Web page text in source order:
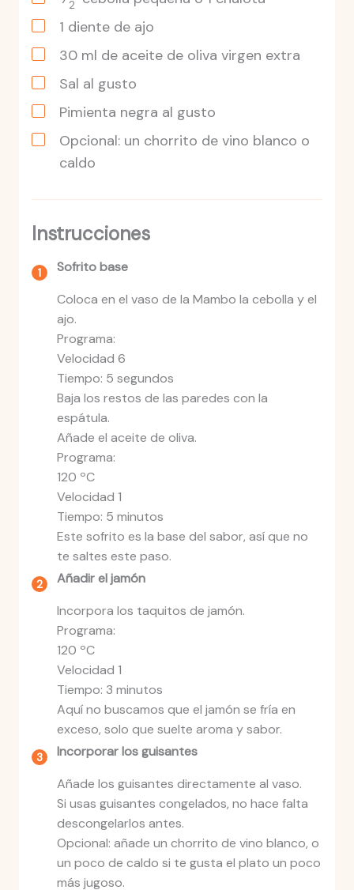
2
1 dientede ajo
30 ml de aceite de oliva virgen extra
Sal al gusto
Pimienta negra al gusto
Opcional: un chorrito de vino blanco o
caldo
Instrucciones
Sofrito base
Coloca en el vaso de la Mambo la cebolla y el
ajo.
Programa:
Velocidad 6
Tiempo: 5 segundos
Baja los restos de las paredes con la
espátula.
Añade el aceite de oliva.
Programa:
120 ºC
Velocidad 1
Tiempo: 5 minutos
Este sofrito es la base del sabor, así que no
te saltes este paso.
Añadir el jamón
Incorpora los taquitos de jamón.
Programa:
120 ºC
Velocidad 1
Tiempo: 3 minutos
Aquí no buscamos que el jamón se fría en
exceso, solo que suelte aroma y sabor.
Incorporar los guisantes
Añade los guisantes directamente al vaso.
Si usas guisantes congelados, no hace falta
descongelarlos antes.
Opcional: añade un chorrito de vino blanco, o
un poco de caldo si te gusta el plato un poco
más jugoso.